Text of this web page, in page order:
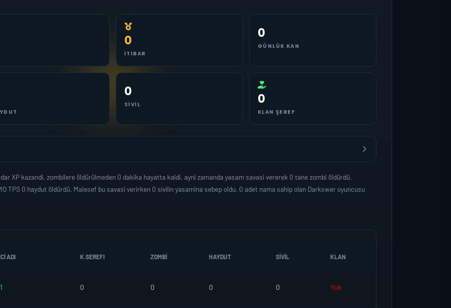
0
İTIBAR
0
GÜNLÜK KAN
0
SIVIL 0
KLAN ŞEREF
XP kazandi, zombilere öldürülmeden 0 dakika hayatta kaldi, ayni zamanda yasam savasi vererek 0 tane zombi öldürdü.
TPS 0 haydut öldürdü. Malesef bu savasi verirken 0 sivilin yasamina sebep oldu. 0 adet nama sahip olan Darkswer oyuncusu
ADI K.SEREFI ZOMBI HAYDUT SIVIL KLAN
0 0 0 0 Yok